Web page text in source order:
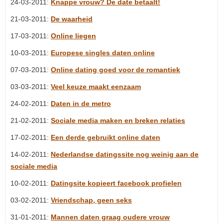
24-03-2011: Knappe vrouw? De date betaalt!
21-03-2011: De waarheid
17-03-2011: Online liegen
10-03-2011: Europese singles daten online
07-03-2011: Online dating goed voor de romantiek
03-03-2011: Veel keuze maakt eenzaam
24-02-2011: Daten in de metro
21-02-2011: Sociale media maken en breken relaties
17-02-2011: Een derde gebruikt online daten
14-02-2011: Nederlandse datingssite nog weinig aan de
sociale media
10-02-2011: Datingsite kopieert facebook profielen
03-02-2011: Vriendschap, geen seks
31-01-2011: Mannen daten graag oudere vrouw